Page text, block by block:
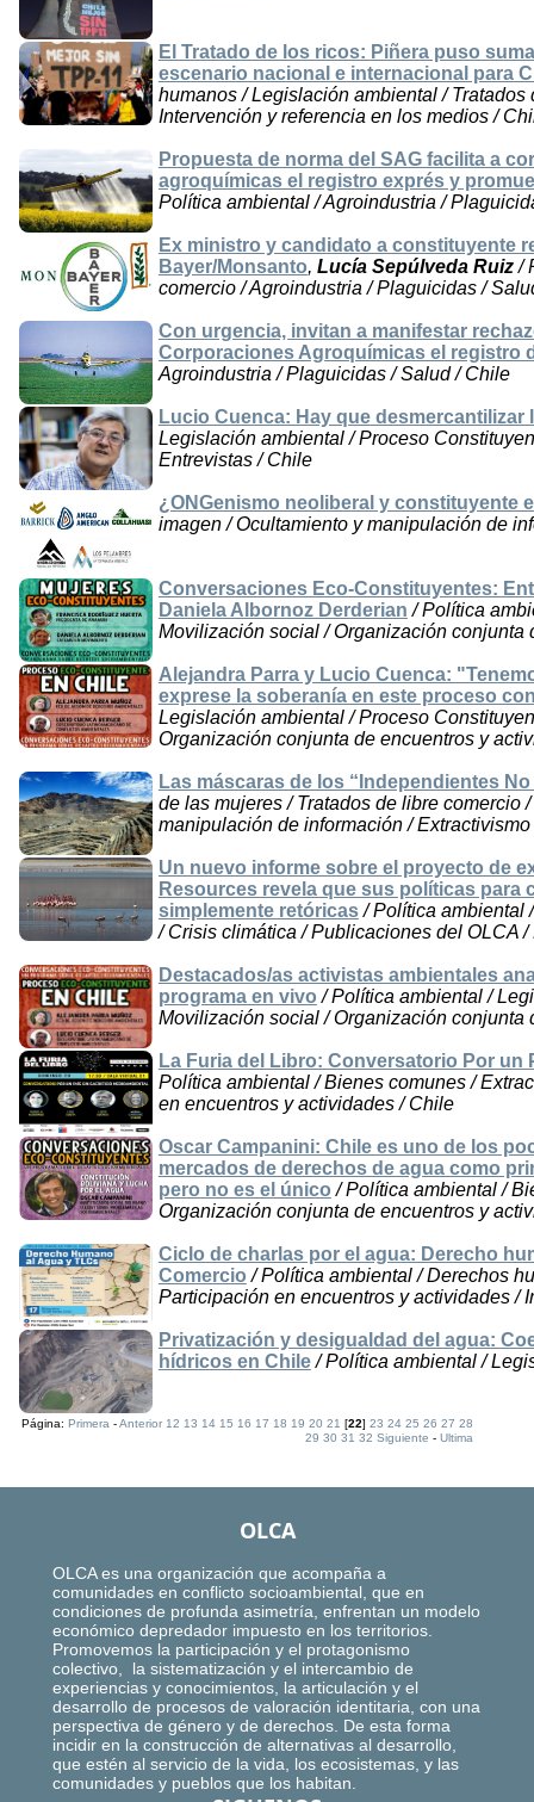
El Tratado de los ricos: Piñera puso
escenario nacional e internacional para
humanos / Legislación ambiental /
Intervención y referencia en los medios /
Propuesta de norma del SAG facilita a
agroquímicas el registro exprés y
Política ambiental / Agroindustria /
Ex ministro y candidato a constituyente
Bayer/Monsanto, Lucía Sepúlveda Ruiz/
comercio / Agroindustria / Plaguicidas /
Con urgencia, invitan a manifestar
Corporaciones Agroquímicas el registro
Agroindustria / Plaguicidas / Salud / Chile
Lucio Cuenca: Hay que desmercantilizar
Legislación ambiental / Proceso
Entrevistas / Chile
¿ONGenismo neoliberal y constituyente
imagen / Ocultamiento y manipulación de
Conversaciones Eco-Constituyentes:
Daniela Albornoz Derderian / Política
Movilización social / Organización conjunta
Alejandra Parra y Lucio Cuenca:
exprese la soberanía en este proceso
Legislación ambiental / Proceso
Organización conjunta de encuentros y
Las máscaras de los “Independientes
de las mujeres / Tratados de libre comercio
manipulación de información /
Un nuevo informe sobre el proyecto de
Resources revela que sus políticas para
simplemente retóricas/ Política ambiental
/ Crisis climática / Publicaciones del OLCA
Destacados/as activistas ambientales
programa en vivo / Política ambiental /
Movilización social / Organización conjunta
La Furia del Libro: Conversatorio Por un
Política ambiental / Bienes comunes /
en encuentros y actividades / Chile
Oscar Campanini: Chile es uno de los
mercados de derechos de agua como
pero no es el único / Política ambiental /
Organización conjunta de encuentros y
Ciclo de charlas por el agua: Derecho
Comercio / Política ambiental / Derechos
Participación en encuentros y actividades /
Privatización y desigualdad del agua:
hídricos en Chile/ Política ambiental /
Página:Primera -Anterior 12 13 14 15 16 17 18 19 20 21 [22]23 24 25 26 27 28
29 30 31 32 Siguiente -Ultima
OLCA
OLCA es una organización que acompaña a
comunidades en conflicto socioambiental, que en
condiciones de profunda asimetría, enfrentan un modelo
económico depredador impuesto en los territorios.
Promovemos la participación y el protagonismo
colectivo, la sistematización y el intercambio de
experiencias y conocimientos, la articulación y el
desarrollo de procesos de valoración identitaria, con una
perspectiva de género y de derechos. De esta forma
incidir en la construcción de alternativas al desarrollo,
que estén al servicio de la vida, los ecosistemas, y las
comunidades y pueblos que los habitan.